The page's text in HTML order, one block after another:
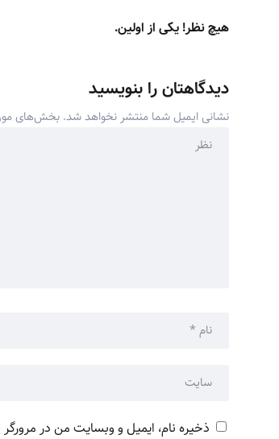
هیچ نظر! یکی از اولین.
دیدگاهتان را بنویسید
نشانی ایمیل شما منتشر نخواهد شد. بخش‌های
ذخیره نام، ایمیل و وبسایت من در